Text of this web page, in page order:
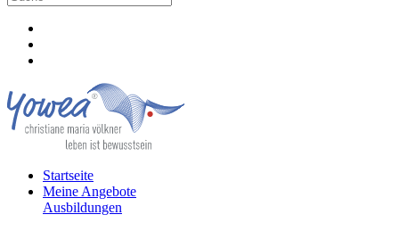
Startseite
Meine Angebote
Ausbildungen